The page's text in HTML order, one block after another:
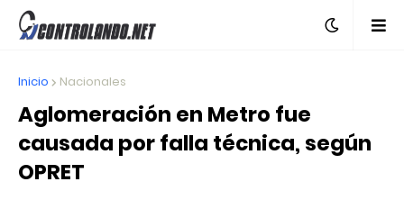
Inicio Nacionales
Aglomeración en Metro fue
causada por falla técnica, según
OPRET